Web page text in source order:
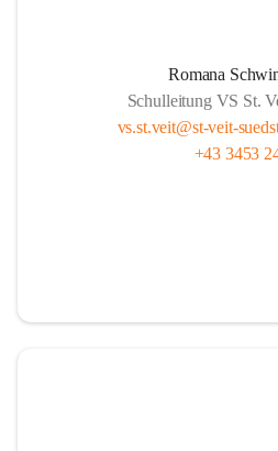
Romana
Schulleitung VS St.
vs.st.veit@st-veit-
+43 3453